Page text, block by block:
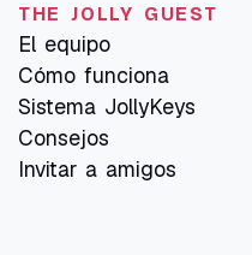
THE JOLLY GUEST
El equipo
Cómo funciona
Sistema JollyKeys
Consejos
Invitar a amigos